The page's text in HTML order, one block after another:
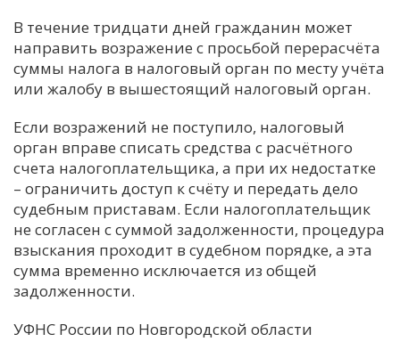
В течение тридцати дней гражданин может
направить возражение с просьбой перерасчёта
суммы налога в налоговый орган по месту учёта
или жалобу в вышестоящий налоговый орган.
Если возражений не поступило, налоговый
орган вправе списать средства с расчётного
счета налогоплательщика, а при их недостатке
– ограничить доступ к счёту и передать дело
судебным приставам. Если налогоплательщик
не согласен с суммой задолженности, процедура
взыскания проходит в судебном порядке, а эта
сумма временно исключается из общей
задолженности.
УФНС России по Новгородской области